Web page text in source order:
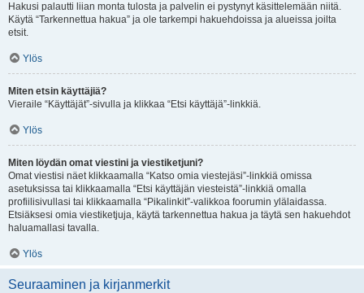
Hakusi palautti liian monta tulosta ja palvelin ei pystynyt käsittelemään niitä.
Käytä “Tarkennettua hakua” ja ole tarkempi hakuehdoissa ja alueissa joilta
etsit.
Ylös
Miten etsin käyttäjiä?
Vieraile “Käyttäjät”-sivulla ja klikkaa “Etsi käyttäjä”-linkkiä.
Ylös
Miten löydän omat viestini ja viestiketjuni?
Omat viestisi näet klikkaamalla “Katso omia viestejäsi”-linkkiä omissa
asetuksissa tai klikkaamalla “Etsi käyttäjän viesteistä”-linkkiä omalla
profiilisivullasi tai klikkaamalla “Pikalinkit”-valikkoa foorumin ylälaidassa.
Etsiäksesi omia viestiketjuja, käytä tarkennettua hakua ja täytä sen hakuehdot
haluamallasi tavalla.
Ylös
Seuraaminen ja kirjanmerkit